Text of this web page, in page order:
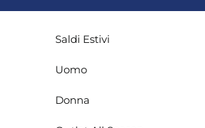
Saldi Estivi
Uomo
Donna